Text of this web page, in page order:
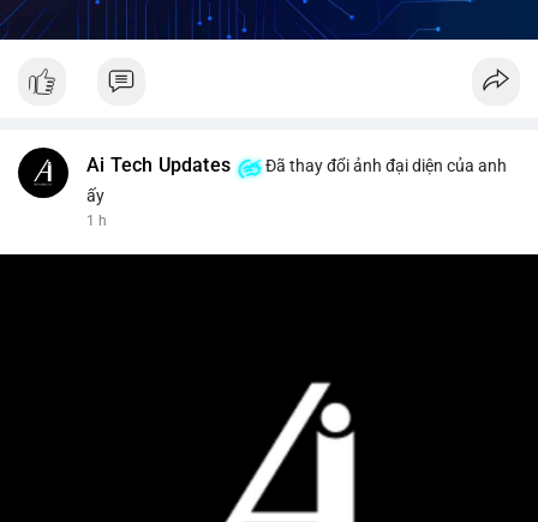
Ai Tech Updates
Đã thay đổi ảnh đại diện của anh
ấy
1 h